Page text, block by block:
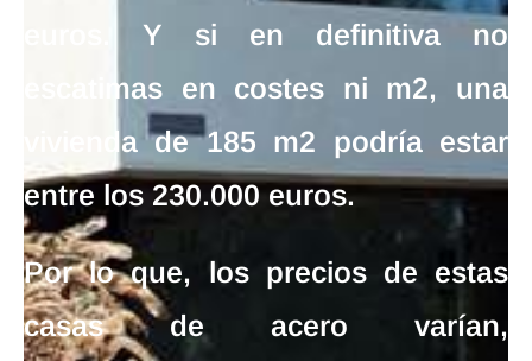
. Y si en definitiva no
escatimas en costes ni m2, una
vivienda de 185 m2 podría estar
entre los 230.000 euros.
Por lo que, los precios de estas
casas de acero varían,